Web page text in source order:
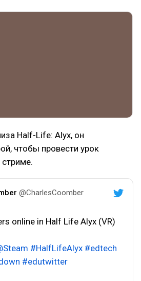
Half-Life: Alyx, он
чтобы провести урок
@CharlesCoomber
online in Half Life Alyx (VR)
#HalfLifeAlyx #edtech
#edutwitter